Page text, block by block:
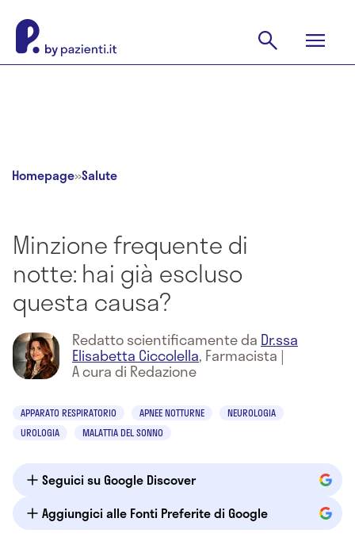
Homepage»Salute
Minzione frequente di
notte: hai già escluso
questa causa?
Redatto scientificamente da Dr.ssa
Elisabetta Ciccolella, Farmacista |
A cura di Redazione
APPARATO RESPIRATORIO APNEE NOTTURNE
NEUROLOGIA
UROLOGIA
MALATTIA DEL SONNO
Seguici su Google Discover
Aggiungici alle Fonti Preferite di Google